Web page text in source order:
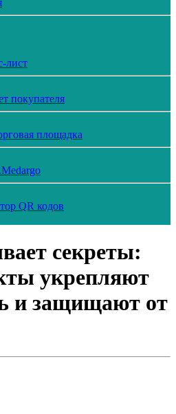
лист
покупателя
площадка
QR кодов
секреты:
укрепляют
и защищают от